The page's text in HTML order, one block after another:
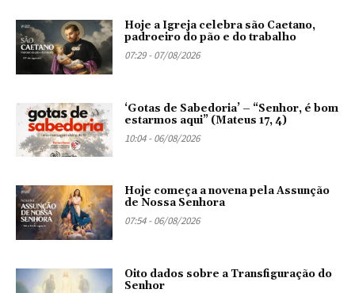
Hoje a Igreja celebra são Caetano,
padroeiro do pão e do trabalho
07:29 - 07/08/2026
‘Gotas de Sabedoria’ – “Senhor, é bom
estarmos aqui” (Mateus 17, 4)
10:04 - 06/08/2026
Hoje começa a novena pela Assunção
de Nossa Senhora
07:54 - 06/08/2026
Oito dados sobre a Transfiguração do
Senhor